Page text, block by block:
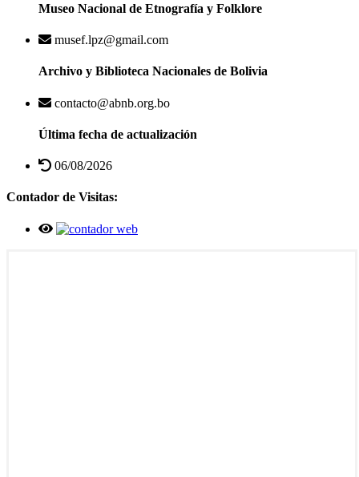
Museo Nacional de Etnografía y Folklore
musef.lpz@gmail.com
Archivo y Biblioteca Nacionales de Bolivia
contacto@abnb.org.bo
Última fecha de actualización
06/08/2026
Contador de Visitas: